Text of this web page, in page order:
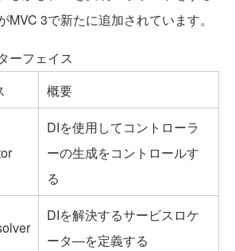
MVC 3で新たに追加されています。
ーフェイス
概要
DIを使用してコントローラ
ーの生成をコントロールす
る
DIを解決するサービスロケ
ータ―を定義する